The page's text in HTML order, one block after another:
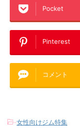
Pocket
Pinterest
コメント
-女性向けジム特集